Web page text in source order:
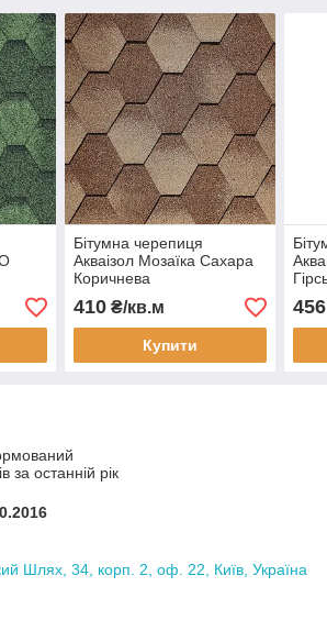
Бітумна черепиця
Акваізол Мозаїка Сахара
Коричнева
410₴/кв.м
Купити
456
за останній рік
Шлях, 34, корп. 2, оф. 22, Київ, Україна